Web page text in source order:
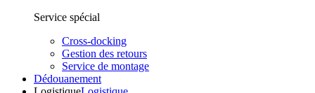
Service spécial
Cross-docking
Gestion des retours
Service de montage
Dédouanement